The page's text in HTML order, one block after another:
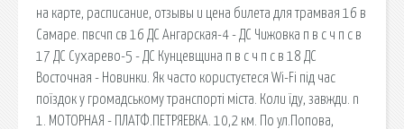
на карте, расписание, отзывы и цена билета для трамвая 16 в
Самаре. пвсчп св 16 ДС Ангарская-4 - ДС Чижовка п в с ч п с в
17 ДС Сухарево-5 - ДС Кунцевщина п в с ч п с в 18 ДС
Восточная - Новинки. Як часто користуєтеся Wi-Fi під час
поїздок у громадському транспорті міста. Коли їду, завжди. n
1. МОТОРНАЯ - ПЛАТФ.ПЕТРЯЕВКА. 10,2 км. По ул.Попова,